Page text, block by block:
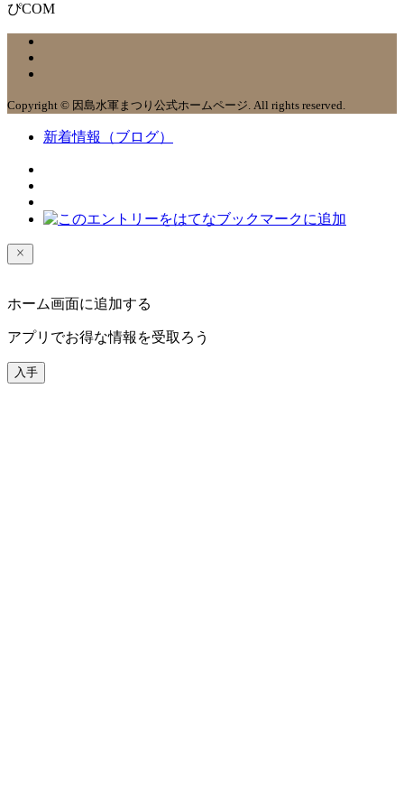
ぴCOM
Copyright © 因島水軍まつり公式ホームページ. All rights reserved.
新着情報（ブログ）
ホーム画面に追加する
アプリでお得な情報を受取ろう
入手